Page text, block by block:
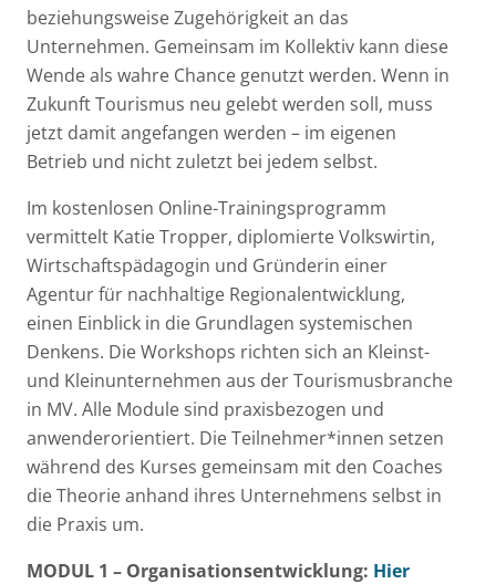
beziehungsweise Zugehörigkeit an das
Unternehmen. Gemeinsam im Kollektiv kann diese
Wende als wahre Chance genutzt werden. Wenn in
Zukunft Tourismus neu gelebt werden soll, muss
jetzt damit angefangen werden – im eigenen
Betrieb und nicht zuletzt bei jedem selbst.
Im kostenlosen Online-Trainingsprogramm
vermittelt Katie Tropper, diplomierte Volkswirtin,
Wirtschaftspädagogin und Gründerin einer
Agentur für nachhaltige Regionalentwicklung,
einen Einblick in die Grundlagen systemischen
Denkens. Die Workshops richten sich an Kleinst-
und Kleinunternehmen aus der Tourismusbranche
in MV. Alle Module sind praxisbezogen und
anwenderorientiert. Die Teilnehmer*innen setzen
während des Kurses gemeinsam mit den Coaches
die Theorie anhand ihres Unternehmens selbst in
die Praxis um.
MODUL 1 – Organisationsentwicklung: Hier